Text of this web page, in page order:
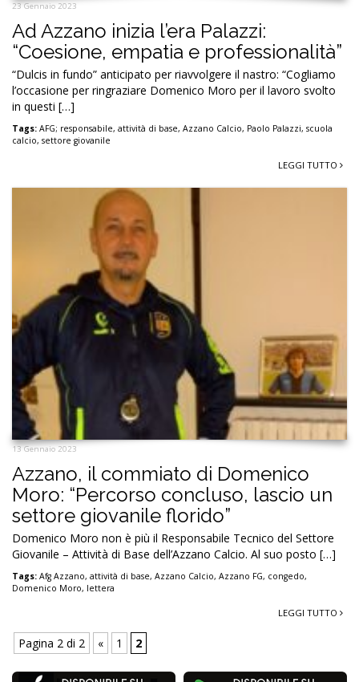
23 Gennaio 2023
Ad Azzano inizia l’era Palazzi:
“Coesione, empatia e professionalità”
“Dulcis in fundo” anticipato per riavvolgere il nastro: “Cogliamo
l’occasione per ringraziare Domenico Moro per il lavoro svolto
in questi […]
Tags: AFG; responsabile, attività di base, Azzano Calcio, Paolo Palazzi, scuola
calcio, settore giovanile
LEGGI TUTTO
13 Gennaio 2023
Azzano, il commiato di Domenico
Moro: “Percorso concluso, lascio un
settore giovanile florido”
Domenico Moro non è più il Responsabile Tecnico del Settore
Giovanile – Attività di Base dell’Azzano Calcio. Al suo posto […]
Tags: Afg Azzano, attività di base, Azzano Calcio, Azzano FG, congedo,
Domenico Moro, lettera
LEGGI TUTTO
Pagina 2 di 2 « 1 2